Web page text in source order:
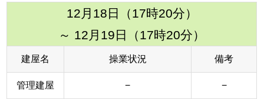
12月18日（17時20分）
～ 12月19日（17時20分）
建屋名 操業状況 備考
管理建屋 − −